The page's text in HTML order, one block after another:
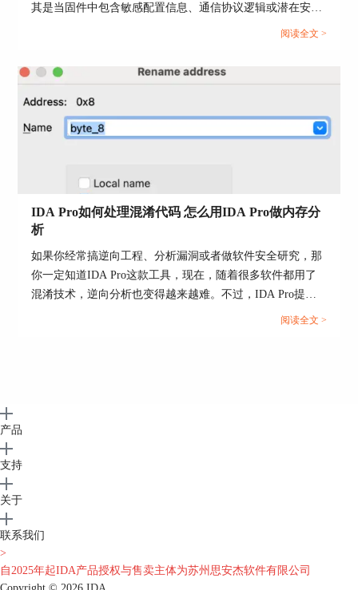
其是当固件中包含敏感配置信息、通信协议逻辑或潜在安全
漏洞时，研究人员需要依靠专业工具进行深入分析。IDAPro
是每一个希望深入了解底层系统行为的逆向工程师无法绕开
的内容。作为全球领先的反汇编工具，IDAPro提供了多架
构、多格式、多功能支持，成为分析硬件固件的首选。...
阅读全文 >
IDA Pro如何处理混淆代码 怎么用IDA Pro做内存分
析
如果你经常搞逆向工程、分析漏洞或者做软件安全研究，那
你一定知道IDA Pro这款工具，现在，随着很多软件都用了
混淆技术，逆向分析也变得越来越难。不过，IDA Pro提供
了强大的功能，能轻松应对。今天，我们就来聊聊“IDA Pro
阅读全文 >
产品
支持
关于
联系我们
>
自2025年起IDA产品授权与售卖主体为苏州思安杰软件有限公司